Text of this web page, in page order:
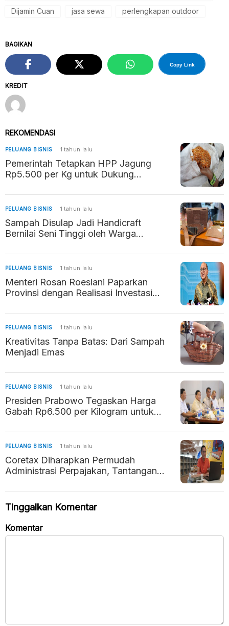
Dijamin Cuan jasa sewa perlengkapan outdoor
KREDIT
BAGIKAN
Copy Link
REKOMENDASI
PELUANG BISNIS 1 tahun lalu
Pemerintah Tetapkan HPP Jagung
Rp5.500 per Kg untuk Dukung
Pangan
PELUANG BISNIS 1 tahun lalu
Sampah Disulap Jadi Handicraft
Bernilai Seni Tinggi oleh Warga
PELUANG BISNIS 1 tahun lalu
Menteri Rosan Roeslani Paparkan
Provinsi dengan Realisasi Investasi
PELUANG BISNIS 1 tahun lalu
Kreativitas Tanpa Batas: Dari Sampah
Menjadi Emas
PELUANG BISNIS 1 tahun lalu
Presiden Prabowo Tegaskan Harga
Gabah Rp6.500 per Kilogram untuk
PELUANG BISNIS 1 tahun lalu
Coretax Diharapkan Permudah
Administrasi Perpajakan, Tantangan
Tinggalkan Komentar
Komentar